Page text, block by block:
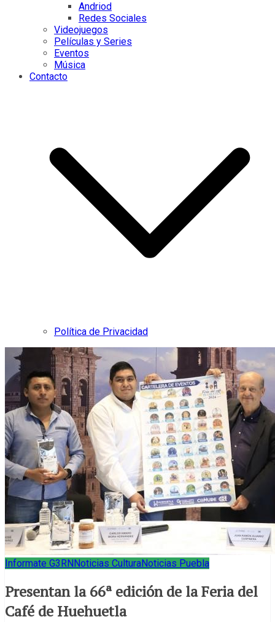
Andriod
Redes Sociales
Videojuegos
Películas y Series
Eventos
Música
Contacto
Política de Privacidad
Informate G3RN Noticias CulturaNoticias Puebla
Presentan la 66ª edición de la Feria del
Café de Huehuetla